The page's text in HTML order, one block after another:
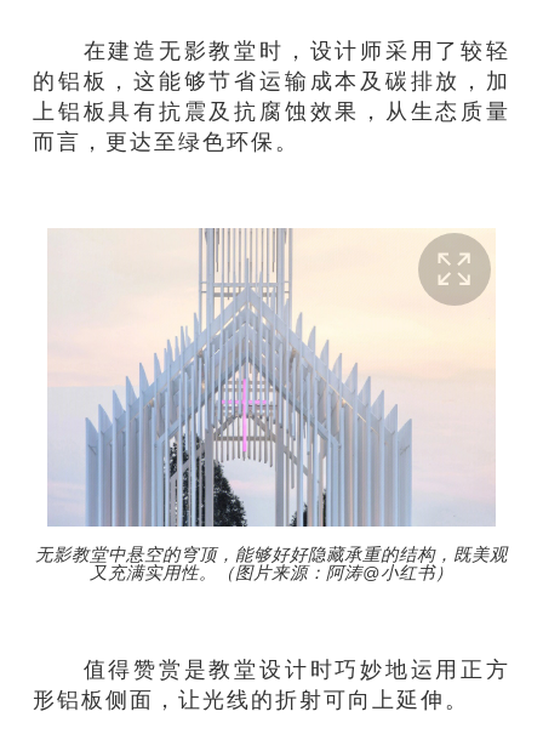
在建造无影教堂时，设计师采用了较轻
的铝板，这能够节省运输成本及碳排放，加
上铝板具有抗震及抗腐蚀效果，从生态质量
而言，更达至绿色环保。
无影教堂中悬空的穹顶，能够好好隐藏承重的结构，既美观
又充满实用性。（图片来源：阿涛@小红书）
值得赞赏是教堂设计时巧妙地运用正方
形铝板侧面，让光线的折射可向上延伸。